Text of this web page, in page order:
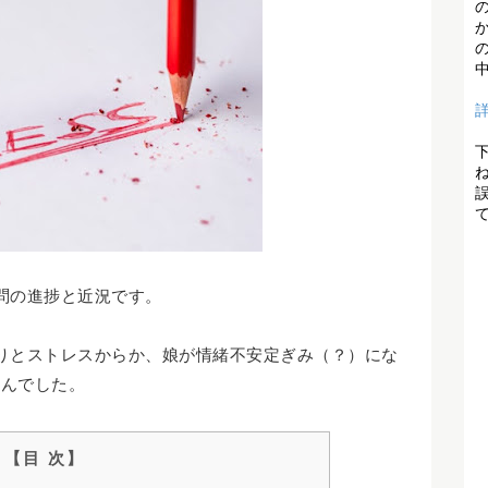
進捗と近況です。
ストレスからか、娘が情緒不安定ぎみ（？）にな
でした。